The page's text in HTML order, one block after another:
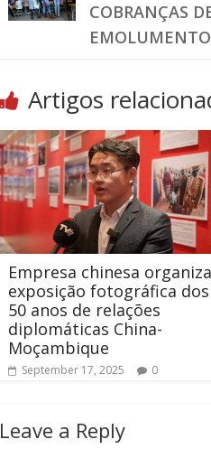
COBRANÇAS
Artigos
Empresa chinesa organiza
exposição fotográfica dos
50 anos de relações
diplomáticas China-
Moçambique
September 17, 2025 0
Leave a Reply